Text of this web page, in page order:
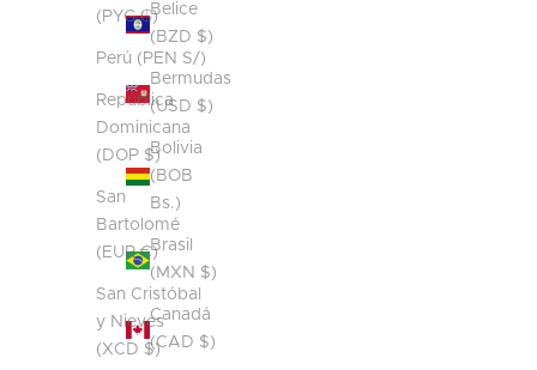
(PYG ₲)
Perú (PEN S/)
República
Dominicana
(DOP $)
San
Bartolomé
(EUR €)
San Cristóbal
y Nieves
(XCD $)
Belice
(BZD $)
Bermudas
(USD $)
Bolivia
(BOB
Bs.)
Brasil
(MXN $)
Canadá
(CAD $)